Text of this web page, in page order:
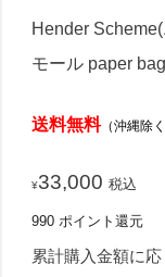
Hender
モール paper
送料無料（沖縄除く
¥33,000 税込
990 ポイント還元
累計購入金額に